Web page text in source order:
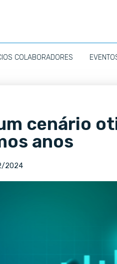
COLABORADORES
cenário
anos
2024